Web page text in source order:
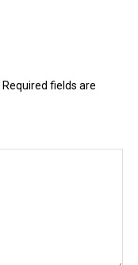
Required fields are